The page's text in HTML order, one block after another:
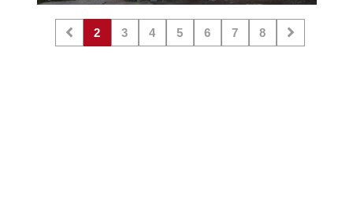
2 3 4 5 6 7 8